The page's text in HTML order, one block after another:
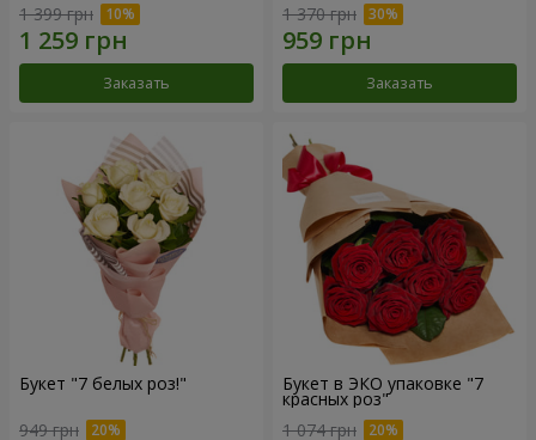
1 399 грн
Заказать
1 370 грн
Заказать
Букет "7 белых роз!"
949 грн
Букет в ЭКО упаковке "7
красных роз"
1 074 грн